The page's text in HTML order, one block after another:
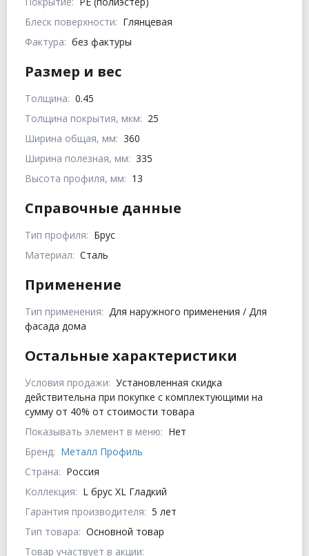
Блеск поверхности: Глянцевая
Фактура: без фактуры
Размер и вес
Толщина: 0.45
Толщина покрытия, мкм: 25
Ширина общая, мм: 360
Ширина полезная, мм: 335
Высота профиля, мм: 13
Справочные данные
Тип профиля: Брус
Материал: Сталь
Применение
Тип применения: Для наружного применения / Для
фасада дома
Остальные характеристики
Условия продажи: Установленная скидка
действительна при покупке с комплектующими на
сумму от 40% от стоимости товара
Показывать элемент в меню: Нет
Бренд: Металл Профиль
Страна: Россия
Коллекция: L брус XL Гладкий
Гарантия производителя: 5 лет
Тип товара: Основной товар
Товар участвует в акции: